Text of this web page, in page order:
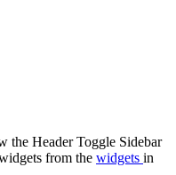
the Header Toggle Sidebar
from the widgets in